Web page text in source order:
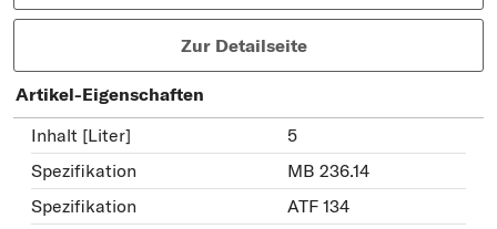
Zur Detailseite
Artikel-Eigenschaften
Inhalt [Liter]
5
Spezifikation
MB 236.14
Spezifikation
ATF 134